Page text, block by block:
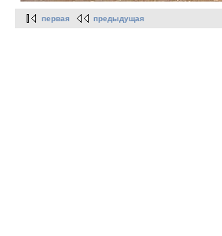
первая предыдущая